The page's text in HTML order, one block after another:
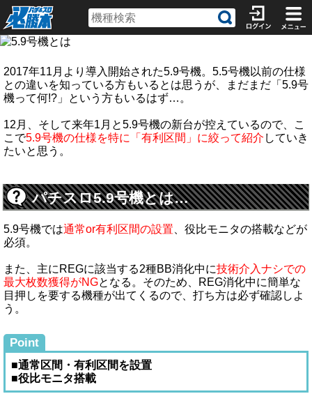
2017年11月より導入開始された5.9号機。5.5号機以前の仕様
との違いを知っている方もいるとは思うが、まだまだ「5.9号
機って何!?」という方もいるはず…。
12月、そして来年1月と5.9号機の新台が控えているので、こ
こで5.9号機の仕様を特に「有利区間」に絞って紹介 していき
たいと思う。
パチスロ5.9号機とは…
5.9号機では通常or有利区間の設置 、役比モニタの搭載などが
必須。
また、主にREGに該当する2種BB消化中に技術介入ナシでの
最大枚数獲得がNGとなる。そのため、REG消化中に簡単な
目押しを要する機種が出てくるので、打ち方は必ず確認しよ
う。
Point
■通常区間・有利区間を設置
■役比モニタ搭載